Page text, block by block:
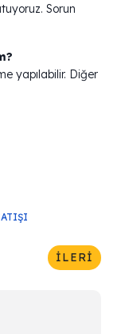
Sorun
yapılabilir. Diğer
İLERI